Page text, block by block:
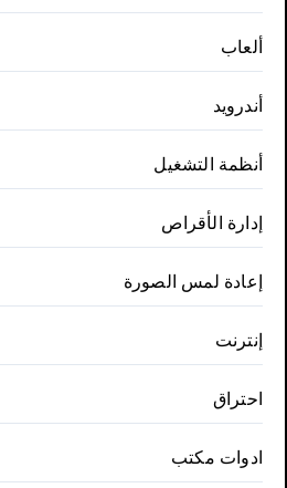
ألعاب
أندرويد
أنظمة التشغيل
إدارة الأقراص
إعادة لمس الصورة
إنترنت
احتراق
ادوات مكتب